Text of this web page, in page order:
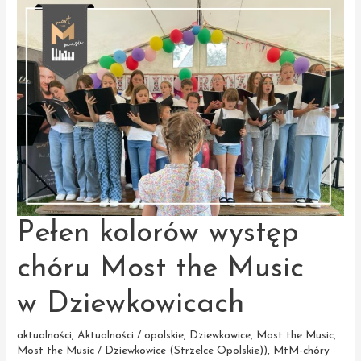
Music
Pełen kolorów występ
chóru Most the Music
w Dziewkowicach
aktualności,Aktualności / opolskie, Dziewkowice, Most the Music,
Most the Music / Dziewkowice (Strzelce Opolskie)), MtM-chóry